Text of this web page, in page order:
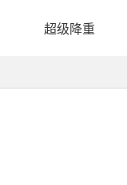
超级降重